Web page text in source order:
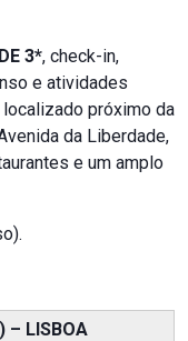
3*, check-in,
e atividades
próximo da
da Liberdade,
e um amplo
– LISBOA